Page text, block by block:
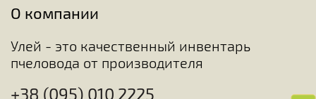
О компании
Улей - это качественный инвентарь
пчеловода от производителя
+38 (095) 010 2225